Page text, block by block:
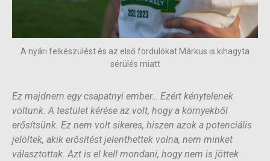
A nyári felkészülést és az első fordulókat Márkus is kihagyta
sérülés miatt
Ez majdnem egy csapatnyi ember… Ezért kénytelenek
voltunk. A testület kérése az volt, hogy a környekből
erősítsünk. Ez nem volt sikeres, hiszen azok a potenciális
jelöltek, akik erősítést jelenthettek volna, nem minket
választottak. Azt is el kell mondani, hogy nem is jöttek